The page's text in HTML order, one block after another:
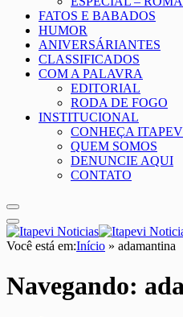
FATOS E BABADOS
HUMOR
ANIVERSÁRIANTES
CLASSIFICADOS
COM A PALAVRA
EDITORIAL
RODA DE FOGO
INSTITUCIONAL
CONHEÇA
QUEM SOMOS
DENUNCIE AQUI
CONTATO
Você está em:Início » adamantina
Navegando: